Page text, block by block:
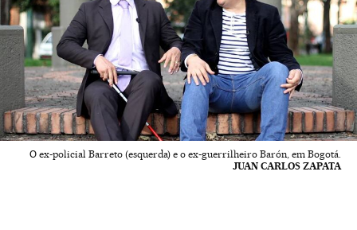
O ex-policial Barreto (esquerda) e o ex-guerrilheiro Barón, em Bogotá.
JUAN CARLOS ZAPATA